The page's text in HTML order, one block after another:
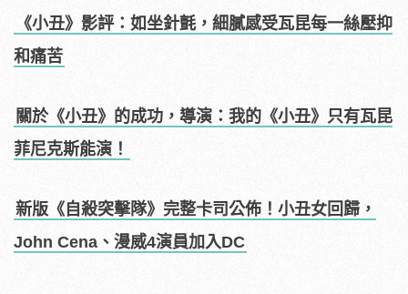
《小丑》影評：如坐針氈，細膩感受瓦昆每一絲壓抑
和痛苦
關於《小丑》的成功，導演：我的《小丑》只有瓦昆
菲尼克斯能演！
新版《自殺突擊隊》完整卡司公佈！小丑女回歸，
John Cena、漫威4演員加入DC